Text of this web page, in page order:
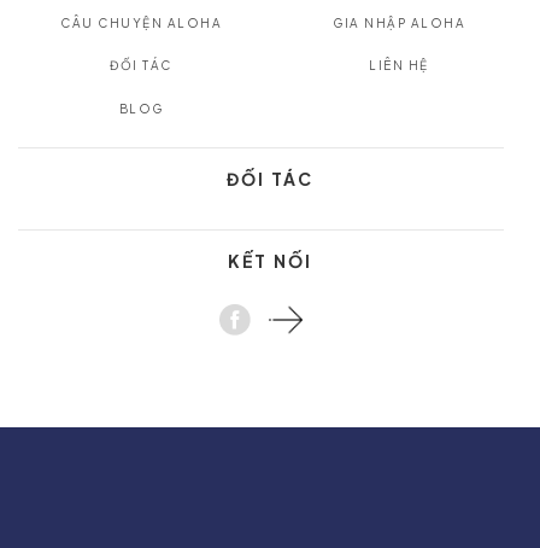
CÂU CHUYỆN ALOHA GIA NHẬP ALOHA
ĐỐI TÁC LIÊN HỆ
BLOG
ĐỐI TÁC
KẾT NỐI